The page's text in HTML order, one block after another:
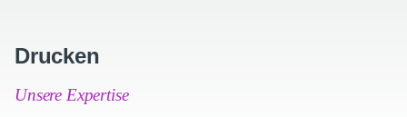
Drucken
Unsere Expertise